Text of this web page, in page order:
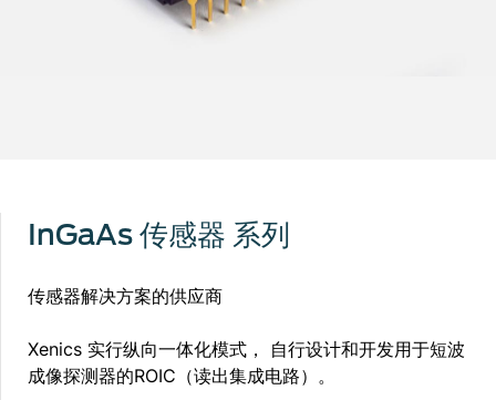
InGaAs 传感器 系列
传感器解决方案的供应商
Xenics 实行纵向一体化模式， 自行设计和开发用于短波
成像探测器的ROIC（读出集成电路）。